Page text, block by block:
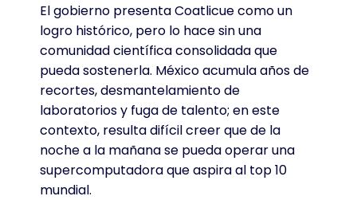
El gobierno presenta Coatlicue como un
logro histórico, pero lo hace sin una
comunidad científica consolidada que
pueda sostenerla. México acumula años de
recortes, desmantelamiento de
laboratorios y fuga de talento; en este
contexto, resulta difícil creer que de la
noche a la mañana se pueda operar una
supercomputadora que aspira al top 10
mundial.